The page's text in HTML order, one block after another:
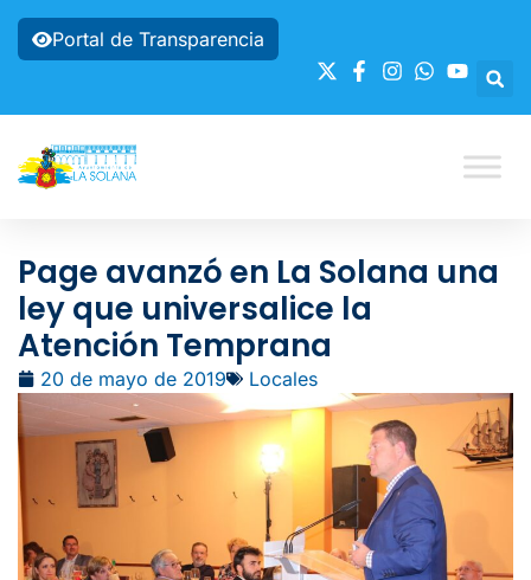
Portal de Transparencia
Page avanzó en La Solana una
ley que universalice la
Atención Temprana
20 de mayo de 2019 Locales